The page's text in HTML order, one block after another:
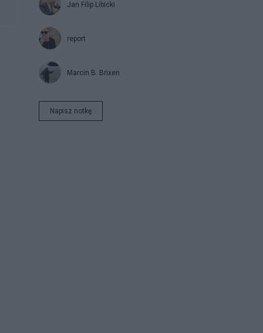
Jan Filip Libicki
report
Marcin B. Brixen
Napisz notkę